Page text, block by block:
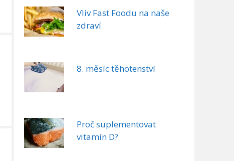
Vliv Fast Foodu na naše
zdraví
8. měsíc těhotenství
Proč suplementovat
vitamín D?